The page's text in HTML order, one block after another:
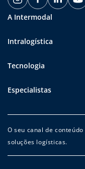
A Intermodal
Intralogística
Tecnologia
Especialistas
O seu canal de
soluções logísticas.